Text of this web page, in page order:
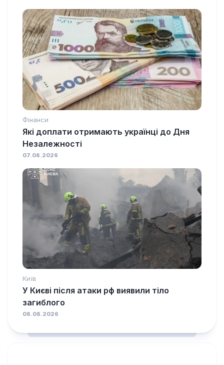
Фінанси
Які доплати отримають українці до Дня
Незалежності
07.08.2026
Київ
У Києві після атаки рф виявили тіло
загиблого
08.08.2026